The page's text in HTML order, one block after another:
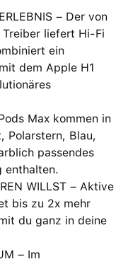
– Der von
liefert Hi-Fi
ein
dem Apple H1
Max kommen in
Polarstern, Blau,
passendes
enthalten.
WILLST – Aktive
bis zu 2x mehr
du ganz in deine
– Im